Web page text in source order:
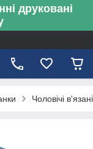
друковані
Чоловічі